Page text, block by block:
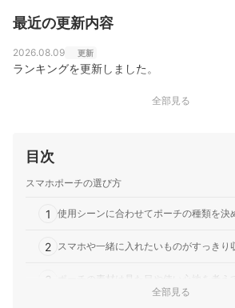
最近の更新内容
2026.08.09 更新
ランキングを更新しました。
全部見る
目次
スマホポーチの選び方
1 使用シーンに合わせてポーチの種類を決
2 スマホや一緒に入れたいものがすっきり
3 ポーチの素材は見た目や使い心地を考え
全部見る